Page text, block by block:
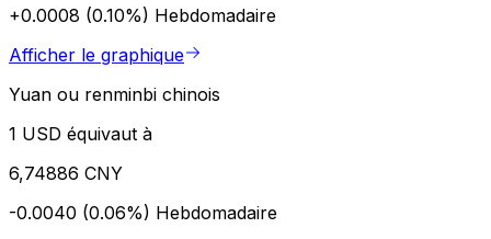
+0.0008 (0.10%) Hebdomadaire
Afficher le graphique
Yuan ou renminbi chinois
1 USD équivaut à
6,74886 CNY
-0.0040 (0.06%) Hebdomadaire